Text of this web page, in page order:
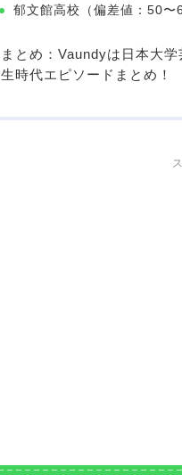
郁文館高校（偏差値：50〜
まとめ：Vaundyは日本大
生時代エピソードまとめ！